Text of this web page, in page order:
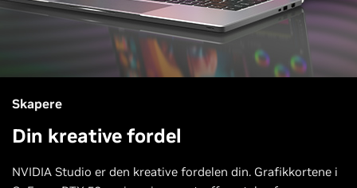
Skapere
Din kreative fordel
NVIDIA Studio er den kreative fordelen din. Grafikkortene i